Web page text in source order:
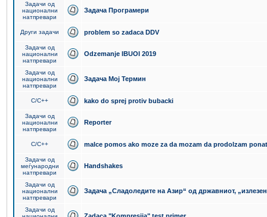
Задачи од
национални
натпревари
Задача Програмери
Други задачи problem so zadaca DDV
Задачи од
национални
натпревари
Odzemanje IBUOI 2019
Задачи од
национални
натпревари
Задача Мој Термин
C/C++ kako do sprej protiv bubacki
Задачи од
национални
натпревари
Reporter
C/C++ malce pomos ako moze za da mozam da prodolzam
Задачи од
меѓународни
натпревари
Handshakes
Задачи од
национални
натпревари
Задача „Сладоледите на Азир“ од државниот,
Задачи од